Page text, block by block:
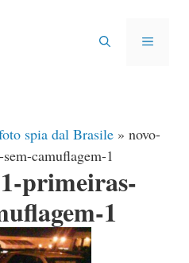
MENU
spia dal Brasile » novo-
camuflagem-1
primeiras-
1